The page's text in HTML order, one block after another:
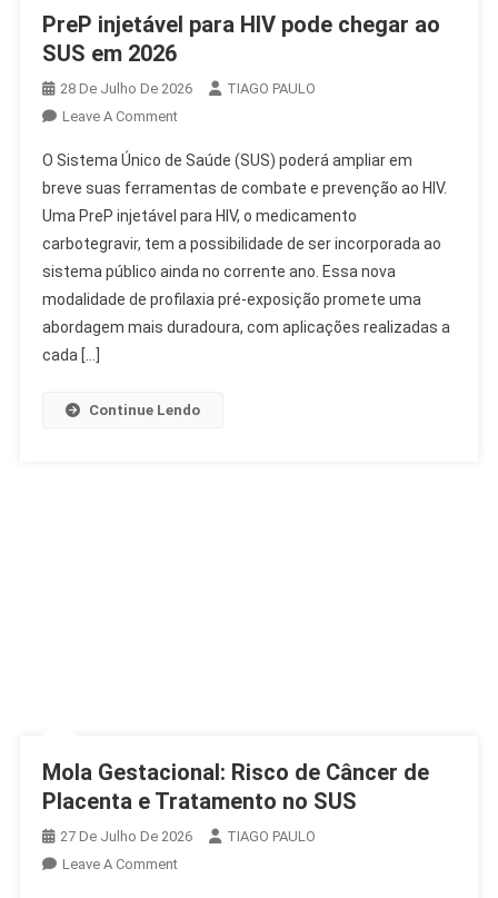
PreP injetável para HIV pode chegar ao
SUS em 2026
28 De Julho De 2026
TIAGO PAULO
Leave A CommentOn
Injetável
Para
HIV
Pode
Chegar
Ao
SUS
O Sistema Único de Saúde (SUS) poderá ampliar em
breve suas ferramentas de combate e prevenção ao HIV.
Uma PreP injetável para HIV, o medicamento
carbotegravir, tem a possibilidade de ser incorporada ao
sistema público ainda no corrente ano. Essa nova
modalidade de profilaxia pré-exposição promete uma
abordagem mais duradoura, com aplicações realizadas a
cada […]
Continue Lendo
Mola Gestacional: Risco de Câncer de
Placenta e Tratamento no SUS
27 De Julho De 2026
TIAGO PAULO
Leave A CommentOn